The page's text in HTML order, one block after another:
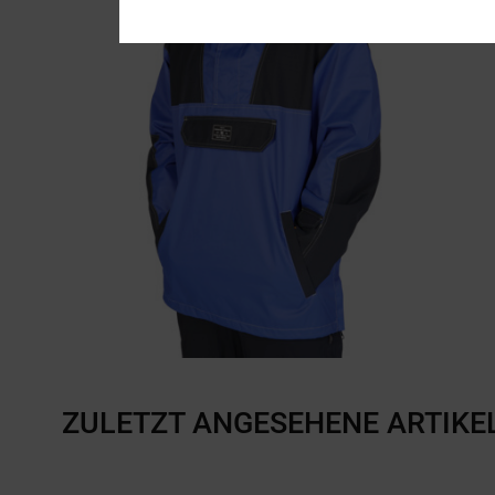
ZULETZT ANGESEHENE